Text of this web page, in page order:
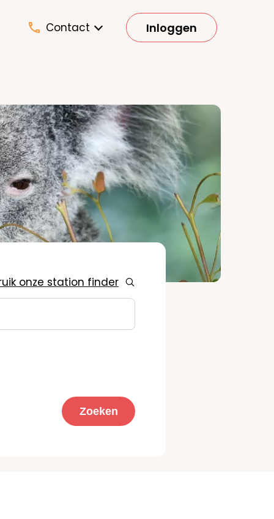
Contact Inloggen
Zoeken
onze station finder